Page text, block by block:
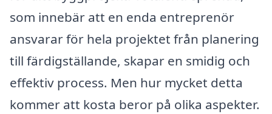
som innebär att en enda entreprenör
ansvarar för hela projektet från planering
till färdigställande, skapar en smidig och
effektiv process. Men hur mycket detta
kommer att kosta beror på olika aspekter.